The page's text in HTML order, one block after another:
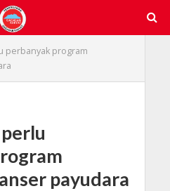
perbanyak program
payudara